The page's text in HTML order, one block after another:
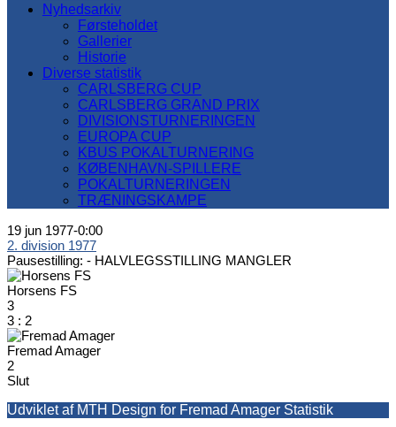
Nyhedsarkiv
Førsteholdet
Gallerier
Historie
Diverse statistik
CARLSBERG CUP
CARLSBERG GRAND PRIX
DIVISIONSTURNERINGEN
EUROPA CUP
KBUS POKALTURNERING
KØBENHAVN-SPILLERE
POKALTURNERINGEN
TRÆNINGSKAMPE
19 jun 1977-0:00
2. division 1977
Pausestilling: - HALVLEGSSTILLING MANGLER
Horsens FS
3
3 : 2
Fremad Amager
2
Slut
Udviklet af MTH Design for Fremad Amager Statistik